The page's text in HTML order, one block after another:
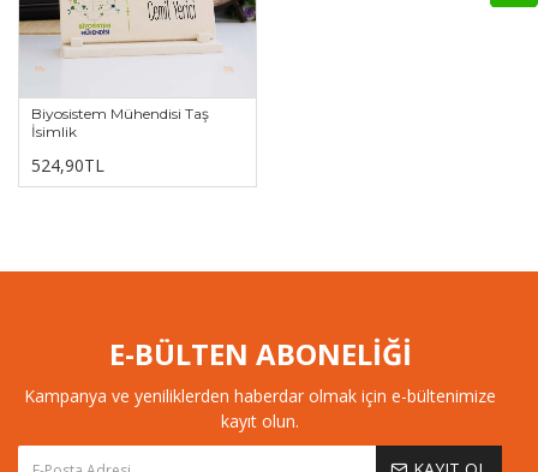
Biyosistem Mühendisi Taş
İsimlik
524,90TL
E-BÜLTEN ABONELİĞİ
Kampanya ve yeniliklerden haberdar olmak için e-bültenimize
kayıt olun.